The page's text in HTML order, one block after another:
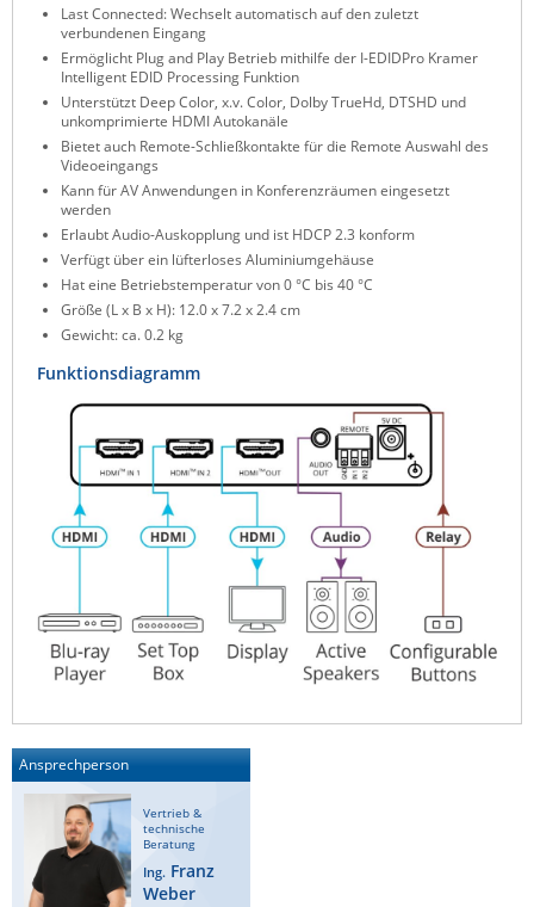
ZPE Systems
News zu unseren Herstellern
Last Connected: Wechselt automatisch auf den zuletzt
verbundenen Eingang
Ermöglicht Plug and Play Betrieb mithilfe der I-EDIDPro Kramer
Intelligent EDID Processing Funktion
Unterstützt Deep Color, x.v. Color, Dolby TrueHd, DTSHD und
unkomprimierte HDMI Autokanäle
Bietet auch Remote-Schließkontakte für die Remote Auswahl des
Videoeingangs
Kann für AV Anwendungen in Konferenzräumen eingesetzt
werden
Erlaubt Audio-Auskopplung und ist HDCP 2.3 konform
Verfügt über ein lüfterloses Aluminiumgehäuse
Hat eine Betriebstemperatur von 0 °C bis 40 °C
Größe (L x B x H): 12.0 x 7.2 x 2.4 cm
Gewicht: ca. 0.2 kg
Funktionsdiagramm
Ansprechperson
Vertrieb &
technische
Beratung
Ing. Franz
Weber